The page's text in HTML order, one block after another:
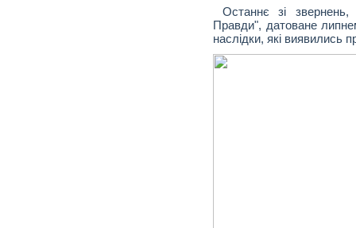
Останнє зі звернень,
Правди", датоване
наслідки, які виявились